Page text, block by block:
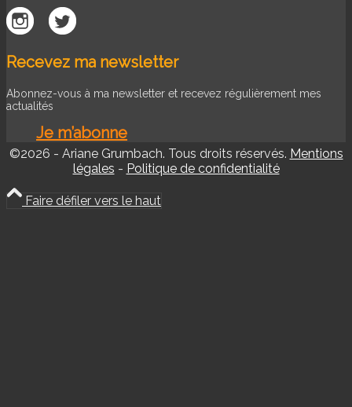
Recevez ma newsletter
Abonnez-vous à ma newsletter et recevez régulièrement mes
actualités
Je m’abonne
©2026 - Ariane Grumbach. Tous droits réservés. Mentions
légales - Politique de confidentialité
Faire défiler vers le haut